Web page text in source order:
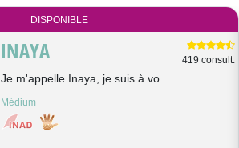
DISPONIBLE
INAYA 419 consult.
Je m'appelle Inaya, je suis à vo...
Médium